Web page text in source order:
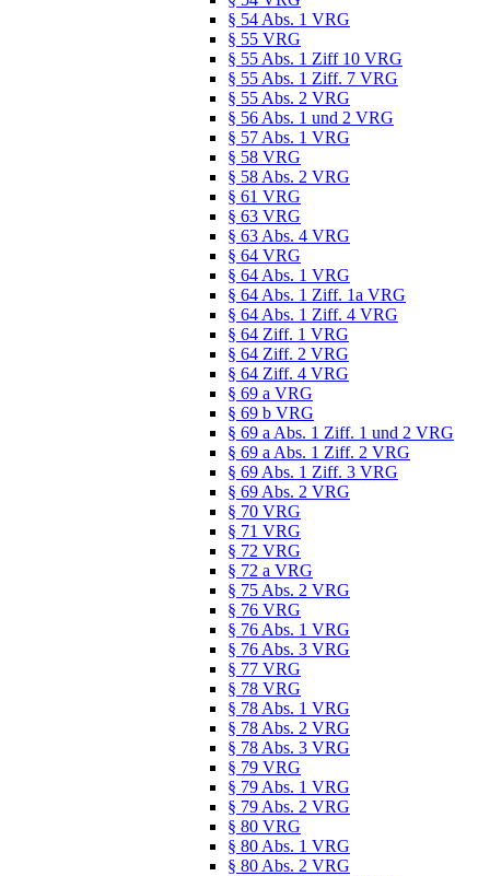
§ 54 Abs. 1 VRG
§ 55 VRG
§ 55 Abs. 1 Ziff 10 VRG
§ 55 Abs. 1 Ziff. 7 VRG
§ 55 Abs. 2 VRG
§ 56 Abs. 1 und 2 VRG
§ 57 Abs. 1 VRG
§ 58 VRG
§ 58 Abs. 2 VRG
§ 61 VRG
§ 63 VRG
§ 63 Abs. 4 VRG
§ 64 VRG
§ 64 Abs. 1 VRG
§ 64 Abs. 1 Ziff. 1a VRG
§ 64 Abs. 1 Ziff. 4 VRG
§ 64 Ziff. 1 VRG
§ 64 Ziff. 2 VRG
§ 64 Ziff. 4 VRG
§ 69 a VRG
§ 69 b VRG
§ 69 a Abs. 1 Ziff. 1 und 2 VRG
§ 69 a Abs. 1 Ziff. 2 VRG
§ 69 Abs. 1 Ziff. 3 VRG
§ 69 Abs. 2 VRG
§ 70 VRG
§ 71 VRG
§ 72 VRG
§ 72 a VRG
§ 75 Abs. 2 VRG
§ 76 VRG
§ 76 Abs. 1 VRG
§ 76 Abs. 3 VRG
§ 77 VRG
§ 78 VRG
§ 78 Abs. 1 VRG
§ 78 Abs. 2 VRG
§ 78 Abs. 3 VRG
§ 79 VRG
§ 79 Abs. 1 VRG
§ 79 Abs. 2 VRG
§ 80 VRG
§ 80 Abs. 1 VRG
§ 80 Abs. 2 VRG